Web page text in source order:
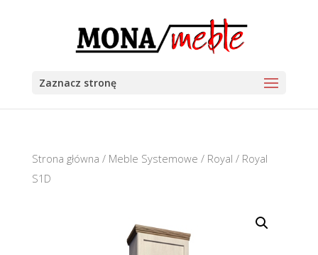
Zaznacz stronę
Strona główna / Meble Systemowe / Royal / Royal
S1D